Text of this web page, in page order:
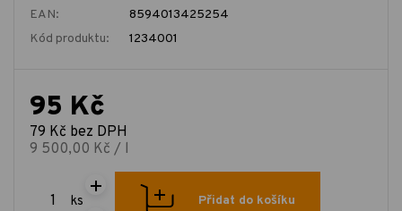
EAN:
8594013425254
Kód produktu:
1234001
95 Kč
79 Kč bez DPH
9 500,00 Kč / l
ks Přidat do košíku